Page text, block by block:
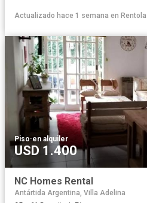
Actualizado hace 1 semana en Rentola
Piso·en alquiler
USD 1.400
NC Homes Rental
Antártida Argentina, Villa Adelina